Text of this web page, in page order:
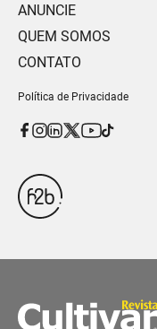
ANUNCIE
QUEM SOMOS
CONTATO
Política de Privacidade